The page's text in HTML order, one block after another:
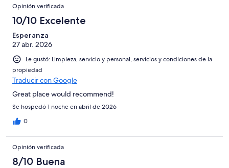
Opinión verificada
10/10 Excelente
Esperanza
27 abr. 2026
Le gustó: Limpieza, servicio y personal, servicios y condiciones de la
propiedad
Traducir con Google
Great place would recommend!
Se hospedó 1 noche en abril de 2026
0
Opinión verificada
8/10 Buena